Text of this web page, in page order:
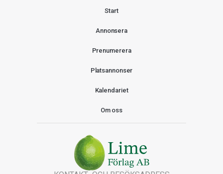
Start
Annonsera
Prenumerera
Platsannonser
Kalendariet
Om oss